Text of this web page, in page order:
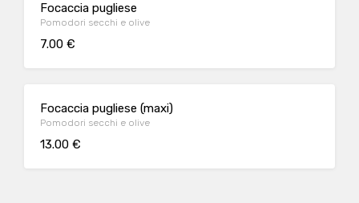
Focaccia pugliese
Pomodori secchi e olive
7.00 €
Focaccia pugliese (maxi)
Pomodori secchi e olive
13.00 €